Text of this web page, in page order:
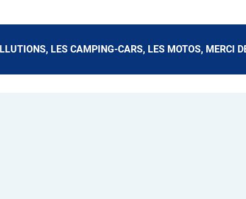
LES CAMPING-CARS, LES MOTOS, MERCI